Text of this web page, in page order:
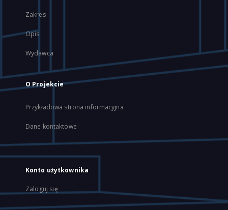
Zakres
Opis
Wydawca
O Projekcie
Przykładowa strona informacyjna
Dane kontaktowe
Konto użytkownika
Zaloguj się